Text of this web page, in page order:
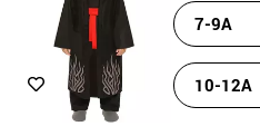
7-9A
10-12A